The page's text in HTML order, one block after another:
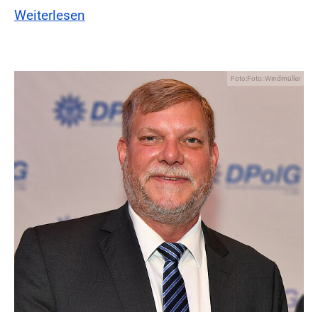
Weiterlesen
Foto:Foto: Windmüller